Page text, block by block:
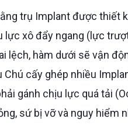
xô đẩy ngang (lực
lệch, hàm dưới sẽ vận
cấy ghép nhiều
gánh chịu lực quá tải
sứ bị vỡ và nguy hiểm